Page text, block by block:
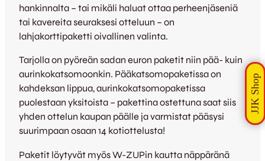
hankinnalta – tai mikäli haluat ottaa perheenjäseniä
tai kavereita seuraksesi otteluun – on
lahjakorttipaketti oivallinen valinta.
Tarjolla on pyöreän sadan euron paketit niin pää- kuin
aurinkokatsomoonkin. Pääkatsomopaketissa on
kahdeksan lippua, aurinkokatsomopaketissa
puolestaan yksitoista – pakettina ostettuna saat siis
yhden ottelun kaupan päälle ja varmistat pääsysi
suurimpaan osaan 14 kotiottelusta!
Paketit löytyvät myös W-ZUPin kautta näppäränä